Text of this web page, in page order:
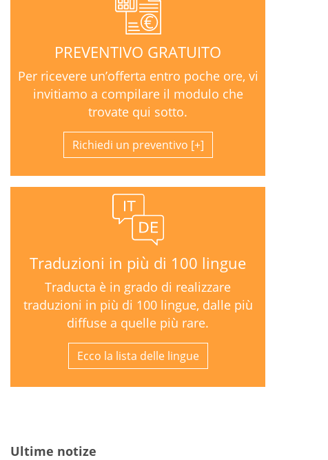
PREVENTIVO GRATUITO
Per ricevere un’offerta entro poche ore, vi
invitiamo a compilare il modulo che
trovate qui sotto.
Richiedi un preventivo
Traduzioni in più di 100 lingue
Traducta è in grado di realizzare
traduzioni in più di 100 lingue, dalle più
diffuse a quelle più rare.
Ecco la lista delle lingue
Ultime notize